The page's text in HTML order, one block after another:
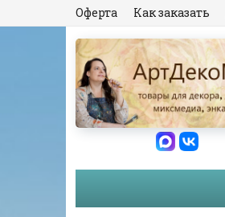
Оферта Как заказать